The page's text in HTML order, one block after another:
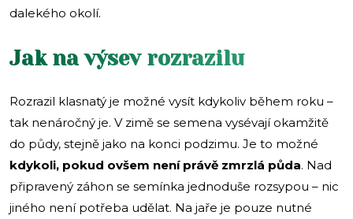
dalekého okolí.
Jak na výsev rozrazilu
Rozrazil klasnatý je možné vysít kdykoliv během roku –
tak nenáročný je. V zimě se semena vysévají okamžitě
do půdy, stejně jako na konci podzimu. Je to možné
kdykoli, pokud ovšem není právě zmrzlá půda. Nad
připravený záhon se semínka jednoduše rozsypou – nic
jiného není potřeba udělat. Na jaře je pouze nutné